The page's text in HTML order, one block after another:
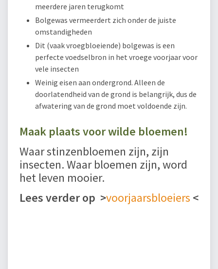
meerdere jaren terugkomt
Bolgewas vermeerdert zich onder de juiste
omstandigheden
Dit (vaak vroegbloeiende) bolgewas is een
perfecte voedselbron in het vroege voorjaar voor
vele insecten
Weinig eisen aan ondergrond. Alleen de
doorlatendheid van de grond is belangrijk, dus de
afwatering van de grond moet voldoende zijn.
Maak plaats voor wilde bloemen!
Waar stinzenbloemen zijn, zijn
insecten. Waar bloemen zijn, word
het leven mooier.
Lees verder op >voorjaarsbloeiers <